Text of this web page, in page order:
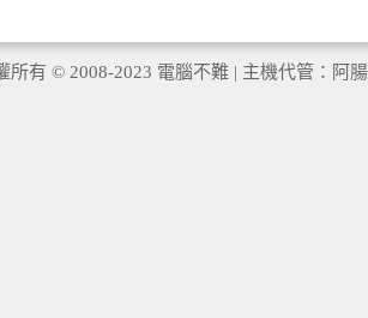
所有 © 2008-2023 電腦不難 | 主機代管： 阿